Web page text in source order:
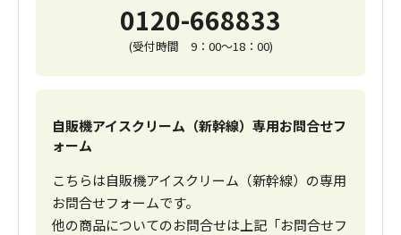
0120-668833
(受付時間 9：00～18：00)
自販機アイスクリーム（新幹線）専用お問合せフ
ォーム
こちらは自販機アイスクリーム（新幹線）の専用
お問合せフォームです。
他の商品についてのお問合せは上記「お問合せフ